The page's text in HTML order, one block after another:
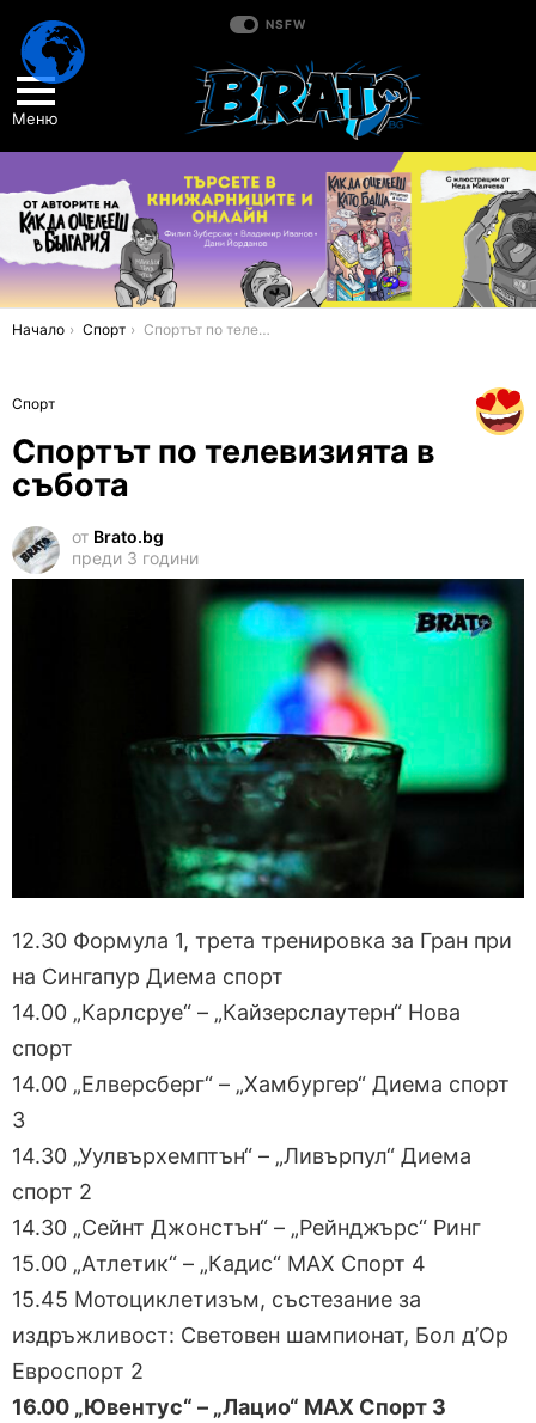
NSFW
Меню
You are here:
Начало Спорт Спортът по телевизията в събота
Спорт
Спортът по телевизията в
събота
от Brato.bg
преди 3 години
12.30 Формула 1, трета тренировка за Гран при
на Сингапур Диема спорт
14.00 „Карлсруе“ – „Кайзерслаутерн“ Нова
спорт
14.00 „Елверсберг“ – „Хамбургер“ Диема спорт
3
14.30 „Уулвърхемптън“ – „Ливърпул“ Диема
спорт 2
14.30 „Сейнт Джонстън“ – „Рейнджърс“ Ринг
15.00 „Атлетик“ – „Кадис“ МАХ Спорт 4
15.45 Мотоциклетизъм, състезание за
издръжливост: Световен шампионат, Бол д’Ор
Евроспорт 2
16.00 „Ювентус“ – „Лацио“ МАХ Спорт 3